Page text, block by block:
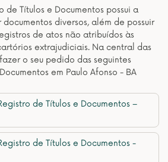
Títulos e Documentos possui a
diversos, além de possuir
de atos não atribuídos às
extrajudiciais. Na central das
o seu pedido das seguintes
em Paulo Afonso - BA
de Títulos e Documentos –
de Títulos e Documentos -